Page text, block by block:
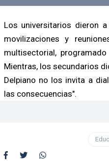
Los universitarios dieron
movilizaciones y
multisectorial,
Mientras, los secundarios
Delpiano no los invita a
las consecuencias".